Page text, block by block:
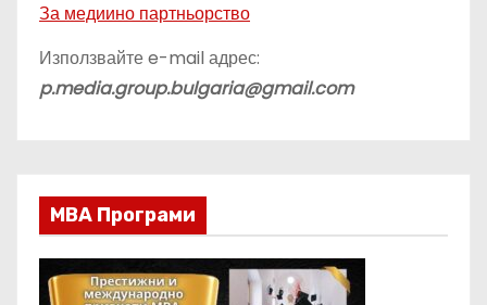
За медиино партньорство
Използвайте e-mail адрес:
p.media.group.bulgaria@gmail.com
МВА Програми